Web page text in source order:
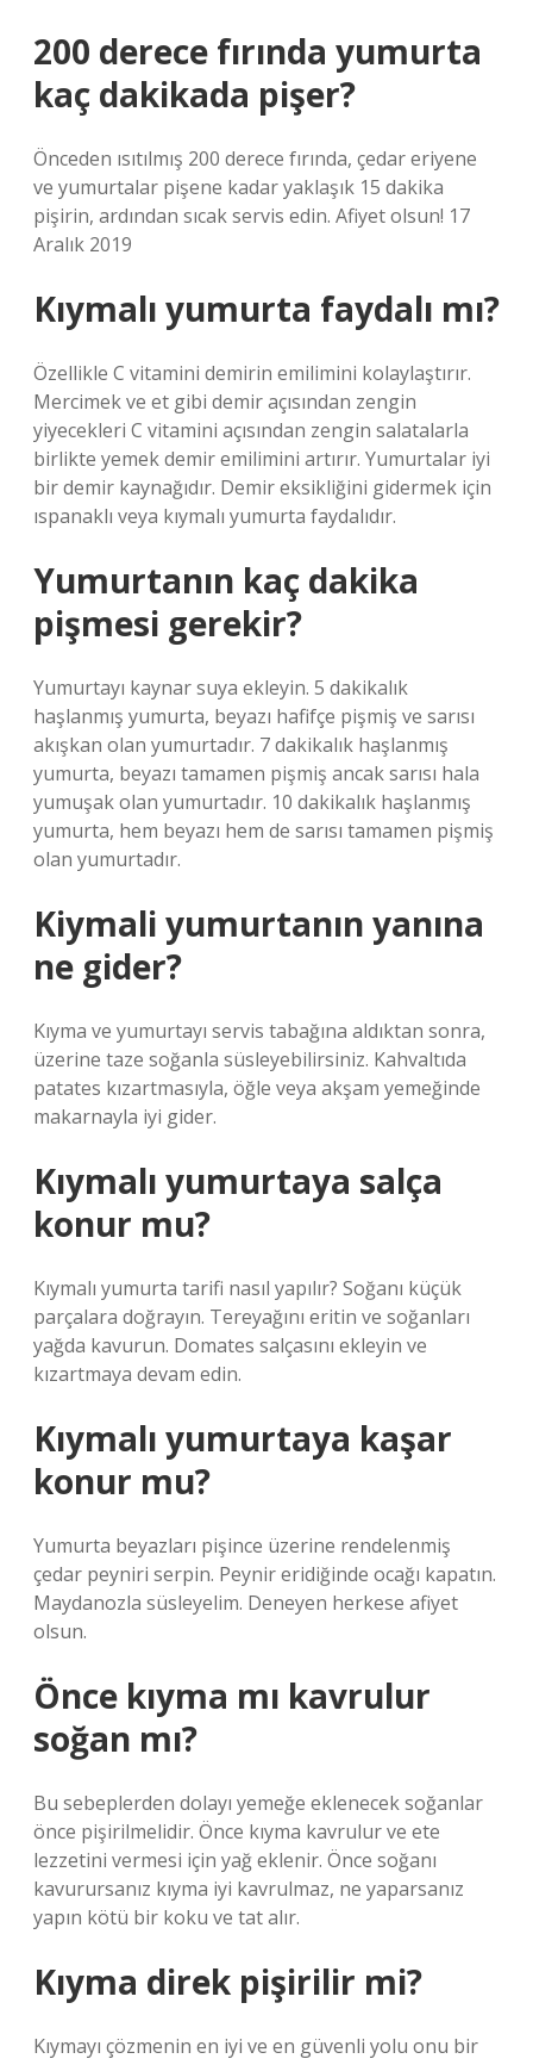
200 derece fırında yumurta
kaç dakikada pişer?
Önceden ısıtılmış 200 derece fırında, çedar eriyene
ve yumurtalar pişene kadar yaklaşık 15 dakika
pişirin, ardından sıcak servis edin. Afiyet olsun! 17
Aralık 2019
Kıymalı yumurta faydalı mı?
Özellikle C vitamini demirin emilimini kolaylaştırır.
Mercimek ve et gibi demir açısından zengin
yiyecekleri C vitamini açısından zengin salatalarla
birlikte yemek demir emilimini artırır. Yumurtalar iyi
bir demir kaynağıdır. Demir eksikliğini gidermek için
ıspanaklı veya kıymalı yumurta faydalıdır.
Yumurtanın kaç dakika
pişmesi gerekir?
Yumurtayı kaynar suya ekleyin. 5 dakikalık
haşlanmış yumurta, beyazı hafifçe pişmiş ve sarısı
akışkan olan yumurtadır. 7 dakikalık haşlanmış
yumurta, beyazı tamamen pişmiş ancak sarısı hala
yumuşak olan yumurtadır. 10 dakikalık haşlanmış
yumurta, hem beyazı hem de sarısı tamamen pişmiş
olan yumurtadır.
Kiymali yumurtanın yanına
ne gider?
Kıyma ve yumurtayı servis tabağına aldıktan sonra,
üzerine taze soğanla süsleyebilirsiniz. Kahvaltıda
patates kızartmasıyla, öğle veya akşam yemeğinde
makarnayla iyi gider.
Kıymalı yumurtaya salça
konur mu?
Kıymalı yumurta tarifi nasıl yapılır? Soğanı küçük
parçalara doğrayın. Tereyağını eritin ve soğanları
yağda kavurun. Domates salçasını ekleyin ve
kızartmaya devam edin.
Kıymalı yumurtaya kaşar
konur mu?
Yumurta beyazları pişince üzerine rendelenmiş
çedar peyniri serpin. Peynir eridiğinde ocağı kapatın.
Maydanozla süsleyelim. Deneyen herkese afiyet
olsun.
Önce kıyma mı kavrulur
soğan mı?
Bu sebeplerden dolayı yemeğe eklenecek soğanlar
önce pişirilmelidir. Önce kıyma kavrulur ve ete
lezzetini vermesi için yağ eklenir. Önce soğanı
kavurursanız kıyma iyi kavrulmaz, ne yaparsanız
yapın kötü bir koku ve tat alır.
Kıyma direk pişirilir mi?
Kıymayı çözmenin en iyi ve en güvenli yolu onu bir